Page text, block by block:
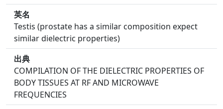
英名
Testis (prostate has a similar composition expect
similar dielectric properties)
出典
COMPILATION OF THE DIELECTRIC PROPERTIES OF
BODY TISSUES AT RF AND MICROWAVE
FREQUENCIES